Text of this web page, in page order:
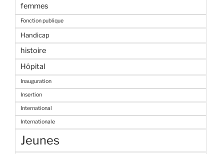
femmes
Fonction publique
Handicap
histoire
Hôpital
Inauguration
Insertion
International
Internationale
Jeunes